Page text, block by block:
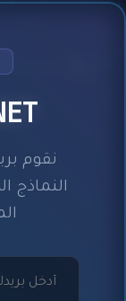
نقوم
النماذج